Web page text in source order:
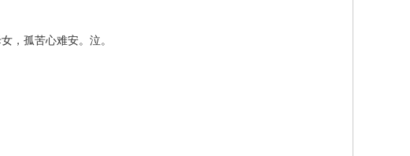
孤苦心难安。泣。